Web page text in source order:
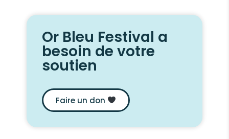
Or Bleu Festival a
besoin de votre
soutien
Faire un don